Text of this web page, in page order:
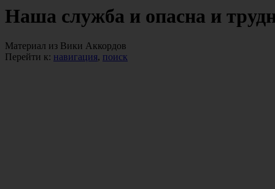
Наша служба и опасна и
Материал из Вики Аккордов
Перейти к: навигация, поиск